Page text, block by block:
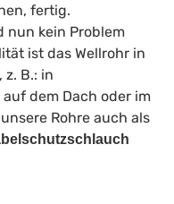
fertig.
nun kein Problem
ist das Wellrohr in
B.: in
dem Dach oder im
Rohre auch als